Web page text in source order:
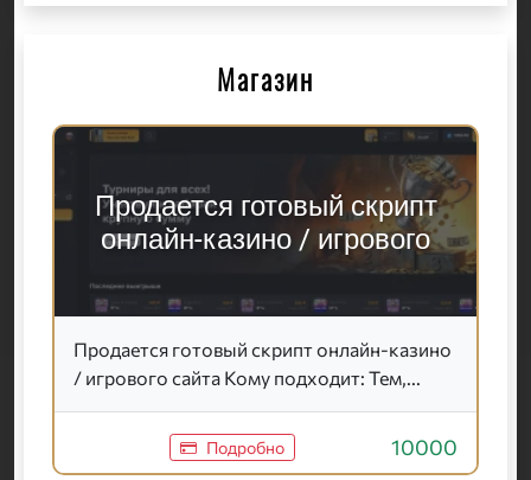
Магазин
Продается готовый скрипт
онлайн-казино / игрового
Продается готовый скрипт онлайн-казино
/ игрового сайта Кому подходит: Тем,...
Подробно 10000